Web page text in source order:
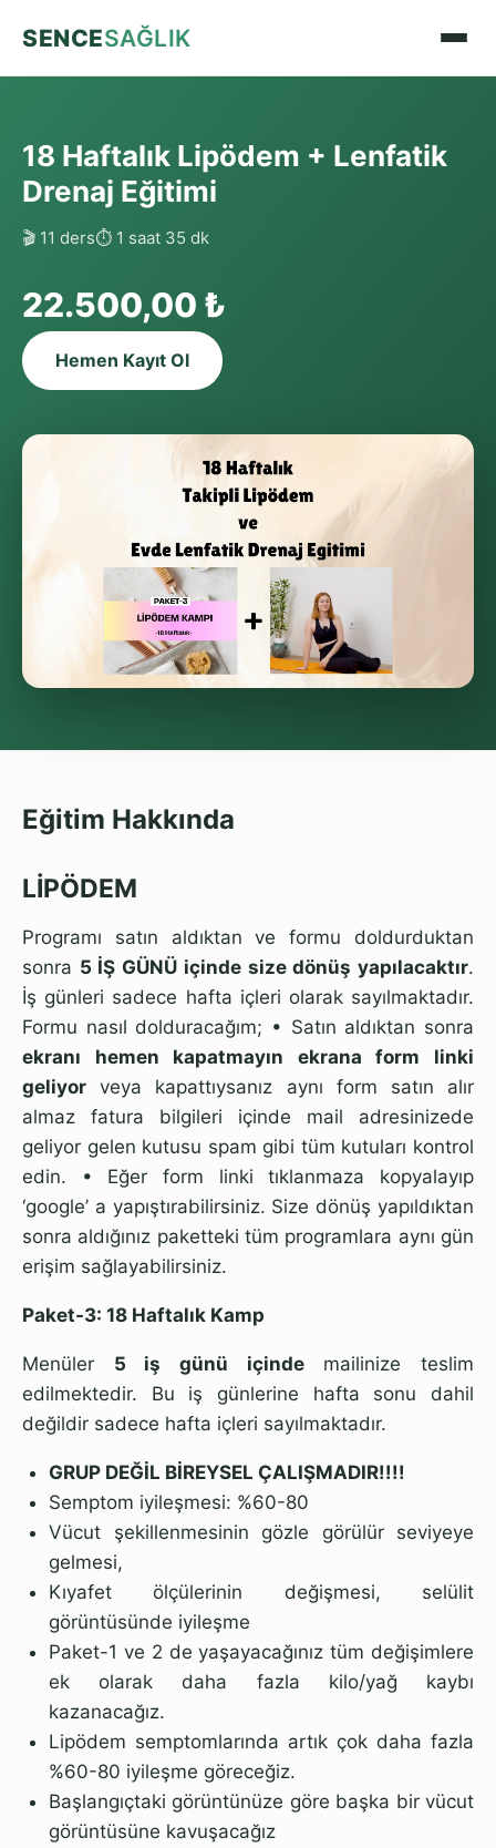
SENCESAĞLIK
18 Haftalık Lipödem + Lenfatik
Drenaj Eğitimi
🎬 11 ders⏱ 1 saat 35 dk
22.500,00 ₺
Hemen Kayıt Ol
Eğitim Hakkında
LİPÖDEM
Programı satın aldıktan ve formu doldurduktan
sonra 5 İŞ GÜNÜ içinde size dönüş yapılacaktır.
İş günleri sadece hafta içleri olarak sayılmaktadır.
Formu nasıl dolduracağım; •⁠ ⁠Satın aldıktan sonra
ekranı hemen kapatmayın ekrana form linki
geliyor veya kapattıysanız aynı form satın alır
almaz fatura bilgileri içinde mail adresinizede
geliyor gelen kutusu spam gibi tüm kutuları kontrol
edin. •⁠ Eğer form linki tıklanmaza kopyalayıp
‘google’ a yapıştırabilirsiniz. Size dönüş yapıldıktan
sonra aldığınız paketteki tüm programlara aynı gün
erişim sağlayabilirsiniz.
Paket-3: 18 Haftalık Kamp
Menüler 5 iş günü içindemailinize teslim
edilmektedir. Bu iş günlerine hafta sonu dahil
değildir sadece hafta içleri sayılmaktadır.
GRUP DEĞİL BİREYSEL ÇALIŞMADIR!!!!
Semptom iyileşmesi: %60-80
Vücut şekillenmesinin gözle görülür seviyeye
gelmesi,
Kıyafet ölçülerinin değişmesi, selülit
görüntüsünde iyileşme
Paket-1 ve 2 de yaşayacağınız tüm değişimlere
ek olarak daha fazla kilo/yağ kaybı
kazanacağız.
Lipödem semptomlarında artık çok daha fazla
%60-80 iyileşme göreceğiz.
Başlangıçtaki görüntünüze göre başka bir vücut
görüntüsüne kavuşacağız